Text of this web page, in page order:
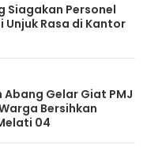
Siagakan Personel
Unjuk Rasa di Kantor
Gelar Giat PMJ
Bersihkan
04